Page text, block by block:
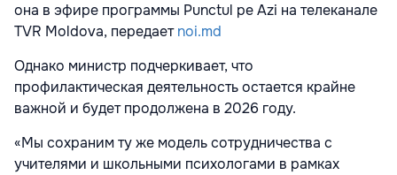
она в эфире программы Punctul pe Azi на телеканале
TVR Moldova, передаетnoi.md
Однако министр подчеркивает, что
профилактическая деятельность остается крайне
важной и будет продолжена в 2026 году.
«Мы сохраним ту же модель сотрудничества с
учителями и школьными психологами в рамках